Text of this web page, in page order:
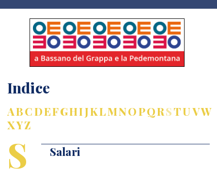
Indice
ABCDEFGHIJKLMNOPQRSTUVW
XYZ
S Salari